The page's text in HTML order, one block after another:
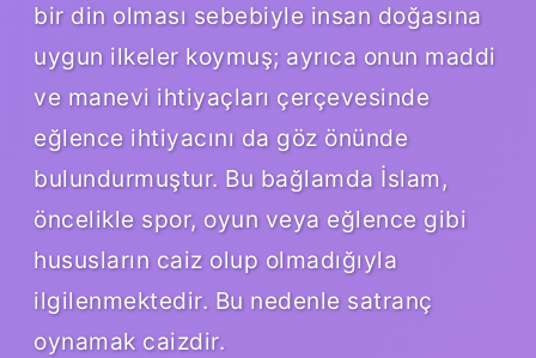
bir din olması sebebiyle insan doğasına
uygun ilkeler koymuş; ayrıca onun maddi
ve manevi ihtiyaçları çerçevesinde
eğlence ihtiyacını da göz önünde
bulundurmuştur. Bu bağlamda İslam,
öncelikle spor, oyun veya eğlence gibi
hususların caiz olup olmadığıyla
ilgilenmektedir. Bu nedenle satranç
oynamak caizdir.